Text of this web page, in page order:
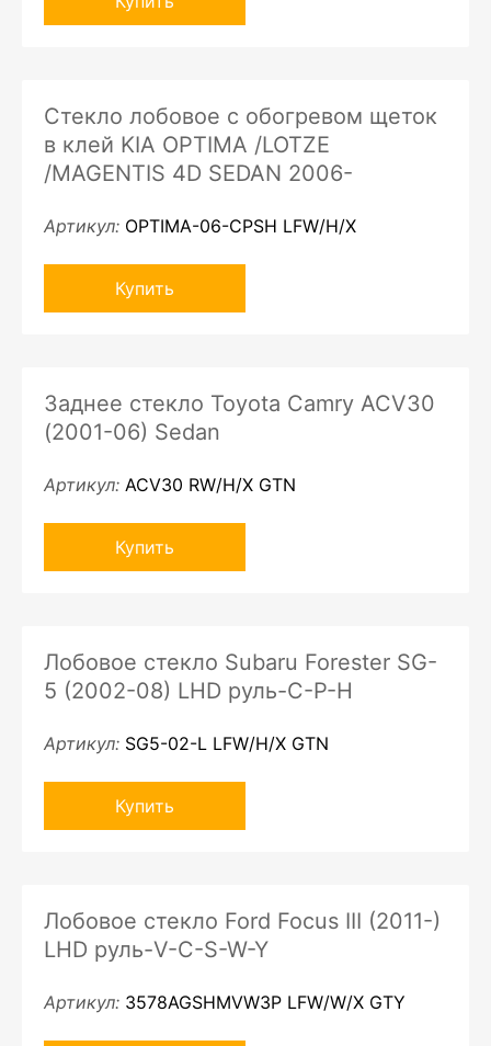
Стекло лобовое с обогревом щеток
в клей KIA OPTIMA /LOTZE
/MAGENTIS 4D SEDAN 2006-
Артикул: OPTIMA-06-CPSH LFW/H/X
Купить
Заднее стекло Toyota Camry ACV30
(2001-06) Sedan
Артикул: ACV30 RW/H/X GTN
Купить
Лобовое стекло Subaru Forester SG-
5 (2002-08) LHD руль-C-P-H
Артикул: SG5-02-L LFW/H/X GTN
Купить
Лобовое стекло Ford Focus III (2011-)
LHD руль-V-C-S-W-Y
Артикул: 3578AGSHMVW3P LFW/W/X GTY